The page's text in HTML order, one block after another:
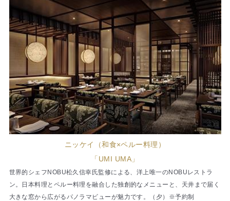
ニッケイ（和食×ペルー料理）
「UMI UMA」
世界的シェフNOBU松久信幸氏監修による、洋上唯一のNOBUレストラ
ン。日本料理とペルー料理を融合した独創的なメニューと、天井まで届く
大きな窓から広がるパノラマビューが魅力です。（夕）※予約制